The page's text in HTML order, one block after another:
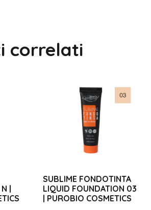
correlati
|
SUBLIME FONDOTINTA
LIQUID FOUNDATION 03
| PUROBIO COSMETICS